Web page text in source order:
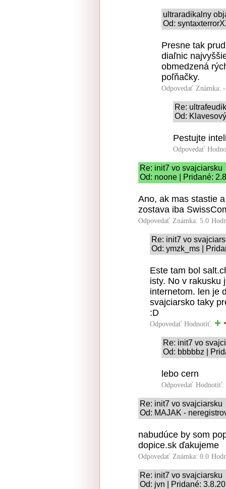
ultraradikalny
Od:
Presne tak
diaľnic
obmedzená
poľňačky.
Odpovedať Známka:
Re:
Od:
Pestujte
Odpovedať
Re: init7 vo svajciarsku
Od: noone | Pridané:
Ano, ak mas stastie
zostava iba
Odpovedať Známka: 5.0
Re: init7 vo
Od: ymzk_ms |
Este tam bol
isty. No v rakusku
internetom. len je
svajciarsko taky
:D
Odpovedať Hodnotiť:
Re: init7 vo
Od: bbbbbz |
lebo cern
Odpovedať Hodnotiť:
Re: init7 vo svajciarsku
Od: MAJAK -
nabudúce by som
dopice.sk ďakujeme
Odpovedať Známka: 0.0
Re: init7 vo svajciarsku
Od: jvn | Pridané: